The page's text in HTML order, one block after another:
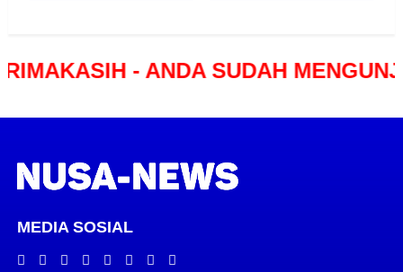
- ANDA SUDAH MENGUNJUNGI
MEDIA SOSIAL